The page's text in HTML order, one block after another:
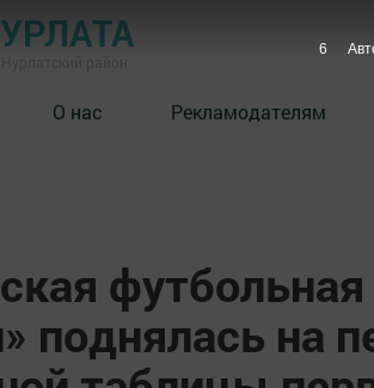
О нас Рекламодателям
поднялась на
5